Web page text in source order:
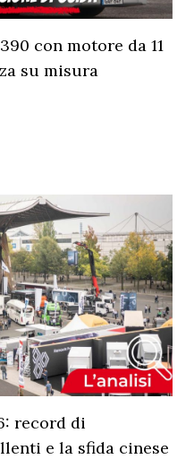
con motore da 11
su misura
record di
e la sfida cinese